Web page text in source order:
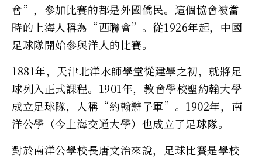
會”，參加比賽的都是外國僑民。這個協會被當
時的上海人稱為“西聯會”。從1926年起，中國
足球隊開始參與洋人的比賽。
1881年，天津北洋水師學堂從建學之初，就將足
球列入正式課程。1901年，教會學校聖約翰大學
成立足球隊，人稱“約翰辮子軍”。1902年，南
洋公學（今上海交通大學）也成立了足球隊。
對於南洋公學校長唐文治來說，足球比賽是學校